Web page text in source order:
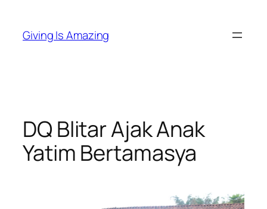
content
Giving Is Amazing
DQ Blitar Ajak Anak
Yatim Bertamasya